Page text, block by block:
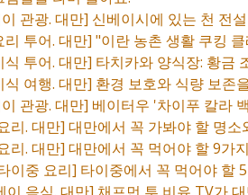
관광. 대만] 신베이시에 있는 천 전
리 투어. 대만] "이란 농촌 생활 쿠킹
식 투어. 대만] 타치카와 양식장: 황금
식 여행. 대만] 환경 보호와 식량 보존
관광. 대만] 베이터우 '차이푸 칼라
리. 대만] 대만에서 꼭 가봐야 할 명소
리. 대만] 대만에서 꼭 먹어야 할 9가
이중 요리] 타이중에서 꼭 먹어야 할